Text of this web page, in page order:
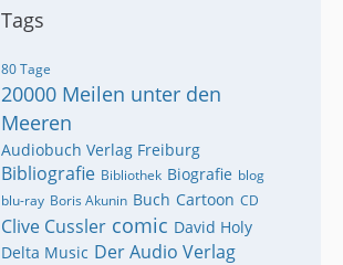
Tags
80 Tage
20000 Meilen unter den
Meeren
Audiobuch Verlag Freiburg
Bibliografie Bibliothek Biografie blog
blu-ray Boris Akunin Buch Cartoon CD
Clive Cussler comic David Holy
Delta Music Der Audio Verlag